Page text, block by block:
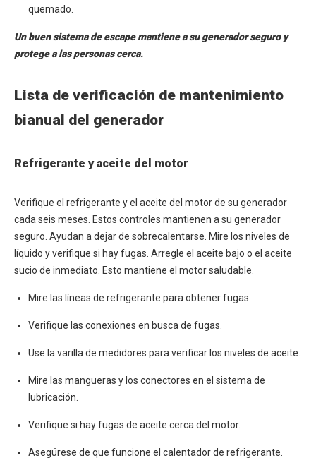
quemado.
Un buen sistema de escape mantiene a su generador seguro y
protege a las personas cerca.
Lista de verificación de mantenimiento
bianual del generador
Refrigerante y aceite del motor
Verifique el refrigerante y el aceite del motor de su generador
cada seis meses. Estos controles mantienen a su generador
seguro. Ayudan a dejar de sobrecalentarse. Mire los niveles de
líquido y verifique si hay fugas. Arregle el aceite bajo o el aceite
sucio de inmediato. Esto mantiene el motor saludable.
Mire las líneas de refrigerante para obtener fugas.
Verifique las conexiones en busca de fugas.
Use la varilla de medidores para verificar los niveles de aceite.
Mire las mangueras y los conectores en el sistema de
lubricación.
Verifique si hay fugas de aceite cerca del motor.
Asegúrese de que funcione el calentador de refrigerante.